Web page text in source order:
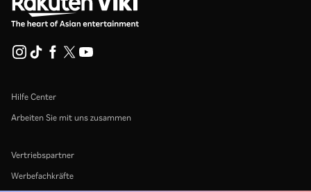
Hilfe Center
Arbeiten Sie mit uns zusammen
Vertriebspartner
Werbefachkräfte